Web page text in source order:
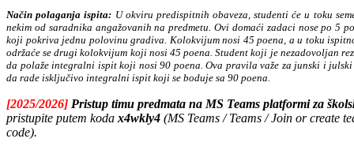
Način polaganja ispita: U okviru predispitnih obaveza, studenti ćeu toku
nekim od saradnika angažovanih na predmetu. Ovi domaći zadaci nose po 5
koji pokriva jednu polovinu gradiva. Kolokvijum nosi 45 poena, a u toku
održaće se drugi kolokvijum koji nosi 45 poena. Student koji je nezadovoljan
da polaže integralni ispit koji nosi 90 poena. Ova pravila važe za junski i
da rade isključivo integralni ispit koji se boduje sa 90 poena.
[2025/2026] Pristup timu predmata na MS Teams platformi za
pristupite putem koda x4wkly4 (MS Teams / Teams / Join or create
code).